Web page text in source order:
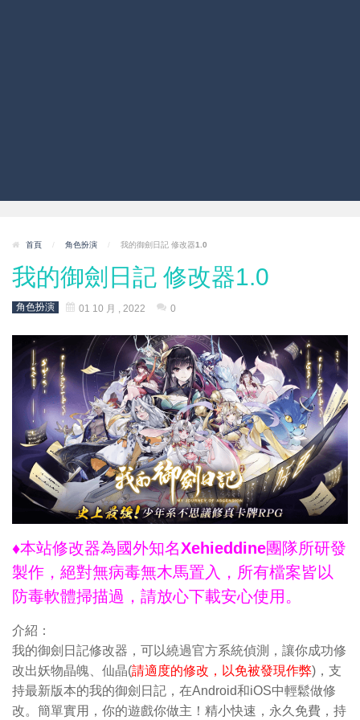
首頁 / 角色扮演 / 我的御劍日記 修改器1.0
我的御劍日記 修改器1.0
角色扮演 01 10 月 , 2022 0
♦本站修改器為國外知名Xehieddine團隊所研發
製作，絕對無病毒無木馬置入，所有檔案皆以
防毒軟體掃描過，請放心下載安心使用。
介紹：
我的御劍日記修改器，可以繞過官方系統偵測，讓你成功修
改出妖物晶魄、仙晶(請適度的修改，以免被發現作弊)，支
持最新版本的我的御劍日記，在Android和iOS中輕鬆做修
改。簡單實用，你的遊戲你做主！精小快速，永久免費，持